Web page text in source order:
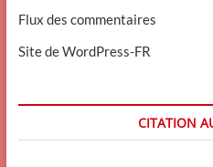
Flux des commentaires
Site de WordPress-FR
CITATION